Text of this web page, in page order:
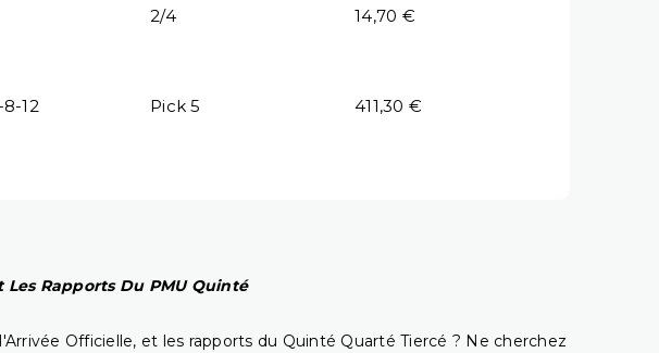
2/4 14,70 €
12
Pick 5 411,30 €
Les Rapports Du PMU Quinté
Officielle, et les rapports du Quinté Quarté Tiercé ? Ne cherchez